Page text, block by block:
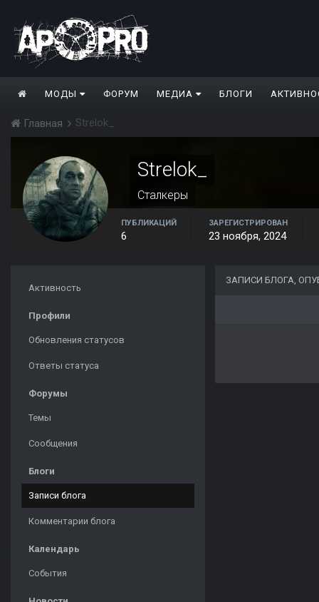
МОДЫ ФОРУМ МЕДИА БЛОГИ
Главная Strelok_
Strelok_
Сталкеры
ПУБЛИКАЦИЙ
6
ЗАРЕГИСТРИРОВАН
23 ноября, 2024
Активность
Профили
Обновления статусов
Ответы статуса
Форумы
Темы
Сообщения
Блоги
Записи блога
Комментарии блога
Календарь
События
ЗАПИСИ БЛОГА,